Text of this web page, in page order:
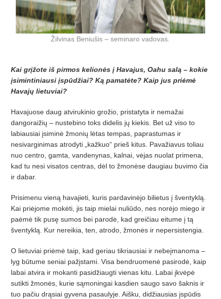
Žilvinas Beniušis – seminaro vadovas.
Kai grįžote iš pirmos kelionės į Havajus, Oahu salą – kokie
įsimintiniausi įspūdžiai? Ką pamatėte? Kaip jus priėmė
Havajų lietuviai?
Havajuose daug atvirukinio grožio, pristatyta ir nemažai
dangoraižių – nustebino toks didelis jų kiekis. Bet už viso to
labiausiai įsiminė žmonių lėtas tempas, paprastumas ir
nesivarginimas atrodyti „kažkuo“ prieš kitus. Pavažiavus toliau
nuo centro, gamta, vandenynas, kalnai, vėjas nuolat primena,
kad tu nesi visatos centras, dėl to žmonėse daugiau buvimo čia
ir dabar.
Prisimenu vieną havajieti, kuris pardavinėjo bilietus į šventyklą.
Kai priėjome mokėti, jis taip mielai nuliūdo, nes norėjo miego ir
paėmė tik pusę sumos bei parodė, kad greičiau eitume į tą
šventyklą. Kur nereikia, ten, atrodo, žmonės ir nepersistengia.
O lietuviai priėmė taip, kad geriau tikriausiai ir nebeįmanoma –
lyg būtume seniai pažįstami. Visa bendruomenė pasirodė, kaip
labai atvira ir mokanti pasidžiaugti vienas kitu. Labai įkvėpė
sutikti žmonės, kurie sąmoningai kasdien saugo savo šaknis ir
tuo pačiu drąsiai gyvena pasaulyje. Aišku, didžiausias įspūdis